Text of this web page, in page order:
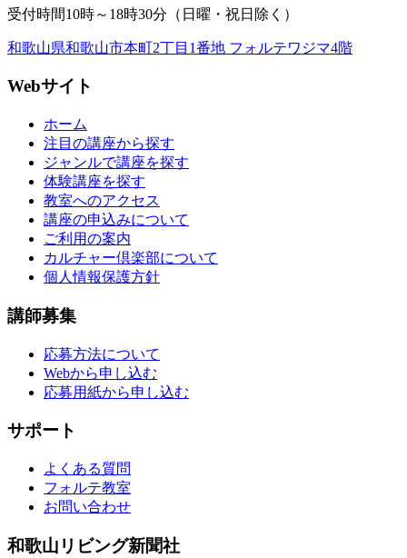
受付時間10時～18時30分（日曜・祝日除く）
和歌山県和歌山市本町2丁目1番地 フォルテワジマ4階
Webサイト
ホーム
注目の講座から探す
ジャンルで講座を探す
体験講座を探す
教室へのアクセス
講座の申込みについて
ご利用の案内
カルチャー倶楽部について
個人情報保護方針
講師募集
応募方法について
Webから申し込む
応募用紙から申し込む
サポート
よくある質問
フォルテ教室
お問い合わせ
和歌山リビング新聞社